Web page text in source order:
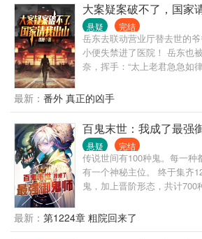
大案疑案破不了，国家
悬疑 完结
岳东去联动营业厅替去世的
小便失禁进了医院！ 岳东也
奈，挥手：“太上老君急急如
最新： 番外 真正的凶手
百鬼末世：我成了最强
悬疑 完结
传说世间有100种鬼。每一
有一个神秘主位。 终于集齐
鬼，加上晋阶形态，共计
架永远不超一章；如果这些是
最新： 第1224章 粗院回来了